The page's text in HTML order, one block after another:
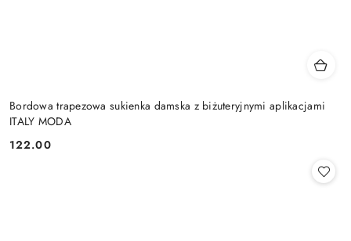
Bordowa trapezowa sukienka damska z biżuteryjnymi aplikacjami
ITALY MODA
Cena:
122.00